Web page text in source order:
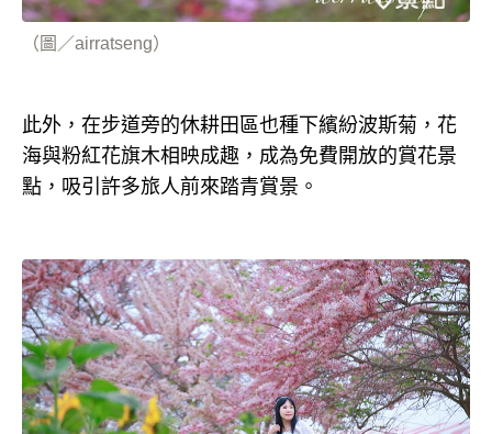
（圖／airratseng）
此外，在步道旁的休耕田區也種下繽紛波斯菊，花
海與粉紅花旗木相映成趣，成為免費開放的賞花景
點，吸引許多旅人前來踏青賞景。